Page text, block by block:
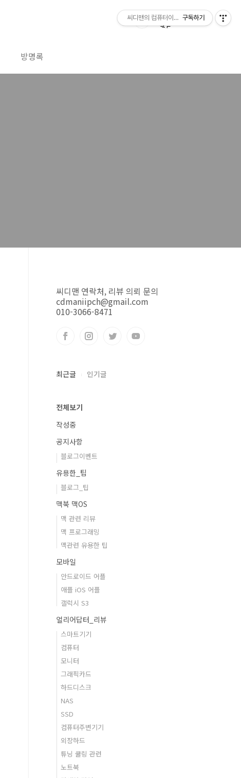
방명록
씨디맨 연락처, 리뷰 의뢰 문의
cdmaniipch@gmail.com
010-3066-8471
최근글 인기글
전체보기
작성중
공지사항
블로그이벤트
유용한_팁
블로그_팁
맥북 맥OS
맥 관련 리뷰
맥 프로그래밍
맥관련 유용한 팁
모바일
안드로이드 어플
애플 iOS 어플
갤럭시 S3
얼리어답터_리뷰
스마트기기
컴퓨터
모니터
그래픽카드
하드디스크
NAS
SSD
컴퓨터주변기기
외장하드
튜닝 쿨링 관련
노트북
씨디맨의 컴퓨터이야기구독하기